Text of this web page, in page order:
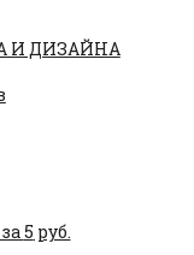
И ДИЗАЙНА
5 руб.